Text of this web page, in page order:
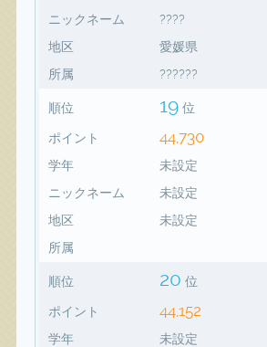
ニックネーム
????
地区
愛媛県
所属
??????
順位 19 位
ポイント 44,730
学年
未設定
ニックネーム
未設定
地区
未設定
所属
順位 20 位
ポイント 44,152
学年
未設定